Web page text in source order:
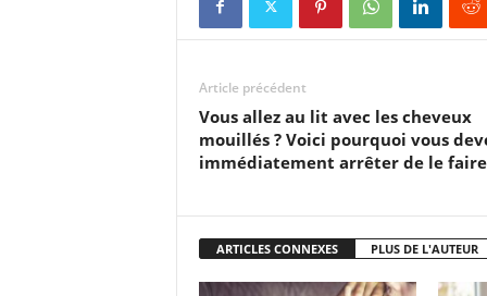
Article précédent
Vous allez au lit avec les cheveux
mouillés ? Voici pourquoi vous
immédiatement arrêter de le faire
ARTICLES CONNEXES PLUS DE L'AUTEUR